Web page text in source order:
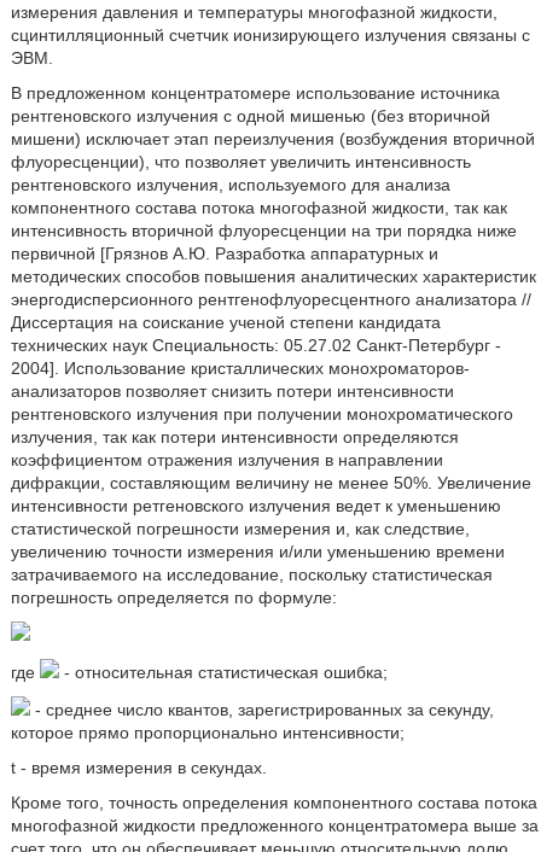
измерения давления и температуры многофазной жидкости,
сцинтилляционный счетчик ионизирующего излучения связаны с
ЭВМ.
В предложенном концентратомере использование источника
рентгеновского излучения с одной мишенью (без вторичной
мишени) исключает этап переизлучения (возбуждения вторичной
флуоресценции), что позволяет увеличить интенсивность
рентгеновского излучения, используемого для анализа
компонентного состава потока многофазной жидкости, так как
интенсивность вторичной флуоресценции на три порядка ниже
первичной [Грязнов А.Ю. Разработка аппаратурных и
методических способов повышения аналитических характеристик
энергодисперсионного рентгенофлуоресцентного анализатора //
Диссертация на соискание ученой степени кандидата
технических наук Специальность: 05.27.02 Санкт-Петербург -
2004]. Использование кристаллических монохроматоров-
анализаторов позволяет снизить потери интенсивности
рентгеновского излучения при получении монохроматического
излучения, так как потери интенсивности определяются
коэффициентом отражения излучения в направлении
дифракции, составляющим величину не менее 50%. Увеличение
интенсивности ретгеновского излучения ведет к уменьшению
статистической погрешности измерения и, как следствие,
увеличению точности измерения и/или уменьшению времени
затрачиваемого на исследование, поскольку статистическая
погрешность определяется по формуле:
где
- относительная статистическая ошибка;
- среднее число квантов, зарегистрированных за секунду,
которое прямо пропорционально интенсивности;
t - время измерения в секундах.
Кроме того, точность определения компонентного состава потока
многофазной жидкости предложенного концентратомера выше за
счет того, что он обеспечивает меньшую относительную долю